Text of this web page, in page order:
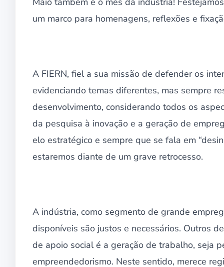
um marco para homenagens, reflexões e
A FIERN, fiel a sua missão de defender os
evidenciando temas diferentes, mas sempre
desenvolvimento, considerando todos os
da pesquisa à inovação e a geração de
elo estratégico e sempre que se fala em
estaremos diante de um grave retrocesso.
A indústria, como segmento de grande
disponíveis são justos e necessários. Outros
de apoio social é a geração de trabalho, seja
empreendedorismo. Neste sentido, merece